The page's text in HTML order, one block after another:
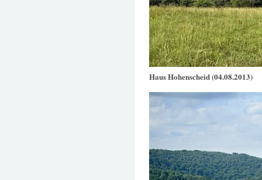
Haus Hohenscheid (04.08.2013)